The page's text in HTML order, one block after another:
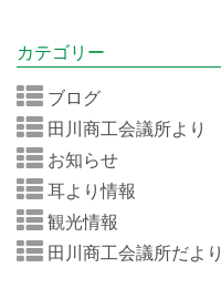
カテゴリー
ブログ
田川商工会議所より
お知らせ
耳より情報
観光情報
田川商工会議所だより